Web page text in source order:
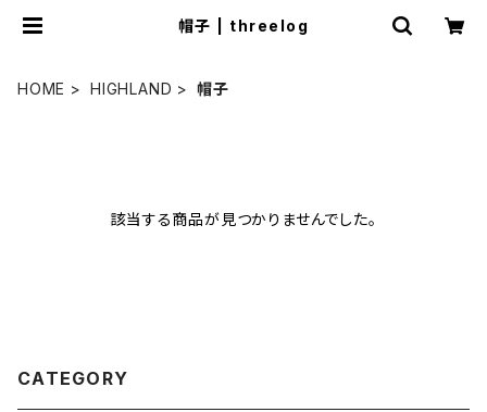
帽子 | threelog
HOME HIGHLAND 帽子
該当する商品が見つかりませんでした。
CATEGORY